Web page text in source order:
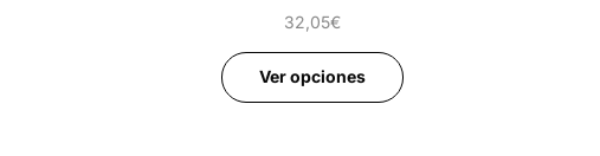
32,05€
Ver opciones